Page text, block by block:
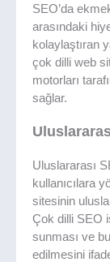
SEO’da
arasındaki
kolaylaştıran
çok dilli web
motorları
sağlar.
Uluslararası
kullanıcılara
sitesinin
Çok dilli SEO
sunması ve
edilmesini